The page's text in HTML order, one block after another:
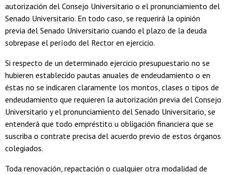
autorización del Consejo Universitario o el pronunciamiento del
Senado Universitario. En todo caso, se requerirá la opinión
previa del Senado Universitario cuando el plazo de la deuda
sobrepase el período del Rector en ejercicio.
Si respecto de un determinado ejercicio presupuestario no se
hubieren establecido pautas anuales de endeudamiento o en
éstas no se indicaren claramente los montos, clases o tipos de
endeudamiento que requieren la autorización previa del Consejo
Universitario y el pronunciamiento del Senado Universitario, se
entenderá que todo empréstito u obligación financiera que se
suscriba o contrate precisa del acuerdo previo de estos órganos
colegiados.
Toda renovación, repactación o cualquier otra modalidad de